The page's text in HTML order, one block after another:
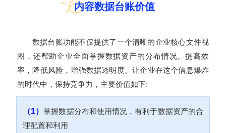
内容数据台账价值
数据台账功能不仅提供了一个清晰的企业核心文件视
图，还帮助企业全面掌握数据资产的分布情况。提高效
率，降低风险，增强数据透明度。让企业在这个信息爆炸
的时代中，保持竞争力，主要价值如下:
（1）掌握数据分布和使用情况，有利于数据资产的合
理配置和利用